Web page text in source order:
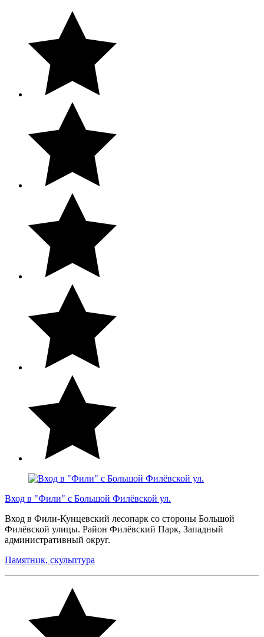
Вход в "Фили" с Большой Филёвской ул.
Вход в Фили-Кунцевский лесопарк со стороны Большой
Филёвской улицы. Район Филёвский Парк, Западный
административный округ.
Памятник, скульптура